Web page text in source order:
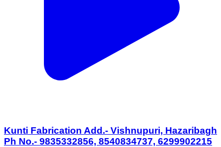
Kunti Fabrication Add.- Vishnupuri, Hazaribagh
Ph No.- 9835332856, 8540834737, 6299902215